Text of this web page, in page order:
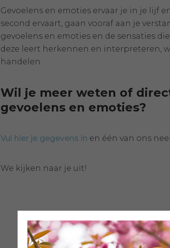
Gevoelens en emoties ervaar je in je lijf
second ervaart, gaan vooraf aan je
gevoelens en emoties en de sensaties
deze leert herkennen en interpreteren,
handelen.
Wil je meer weten of
gevoelens en emoties?
Vul hier je gegevens in en één van ons
We kijken naar je uit!